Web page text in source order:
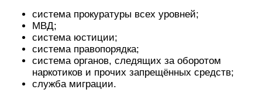
система прокуратуры всех уровней;
МВД;
система юстиции;
система правопорядка;
система органов, следящих за оборотом
наркотиков и прочих запрещённых средств;
служба миграции.